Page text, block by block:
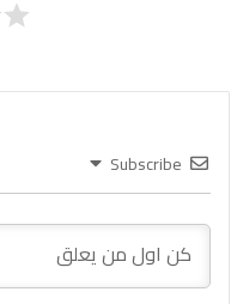
Subscribe